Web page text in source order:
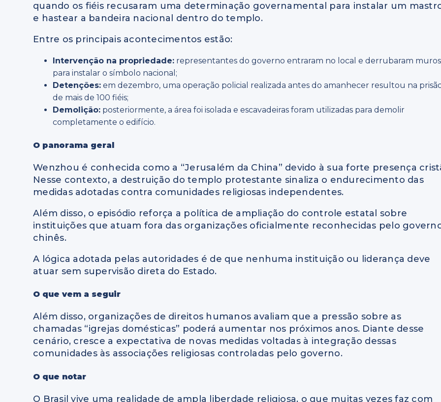
quando os fiéis recusaram uma determinação governamental para instalar um
e hastear a bandeira nacional dentro do templo.
Entre os principais acontecimentos estão:
Intervenção na propriedade: representantes do governo entraram no local e derrubaram muros
para instalar o símbolo nacional;
Detenções: em dezembro, uma operação policial realizada antes do amanhecer resultou na
de mais de 100 fiéis;
Demolição: posteriormente, a área foi isolada e escavadeiras foram utilizadas para demolir
completamente o edifício.
O panorama geral
Wenzhou é conhecida como a “Jerusalém da China” devido à sua forte presença
Nesse contexto, a destruição do templo protestante sinaliza o endurecimento das
medidas adotadas contra comunidades religiosas independentes.
Além disso, o episódio reforça a política de ampliação do controle estatal sobre
instituições que atuam fora das organizações oficialmente reconhecidas pelo
chinês.
A lógica adotada pelas autoridades é de que nenhuma instituição ou liderança deve
atuar sem supervisão direta do Estado.
O que vem a seguir
Além disso, organizações de direitos humanos avaliam que a pressão sobre as
chamadas “igrejas domésticas” poderá aumentar nos próximos anos. Diante desse
cenário, cresce a expectativa de novas medidas voltadas à integração dessas
comunidades às associações religiosas controladas pelo governo.
O que notar
O Brasil vive uma realidade de ampla liberdade religiosa, o que muitas vezes faz com